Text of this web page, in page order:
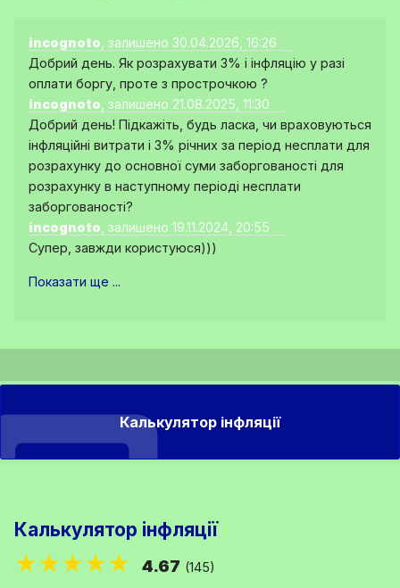
incognoto , залишено 30.04.2026, 16:26
Добрий день. Як розрахувати 3% і інфляцію у разі
оплати боргу, проте з прострочкою ?
incognoto , залишено 21.08.2025, 11:30
Добрий день! Підкажіть, будь ласка, чи враховуються
інфляційні витрати і 3% річних за період несплати для
розрахунку до основної суми заборгованості для
розрахунку в наступному періоді несплати
заборгованості?
incognoto , залишено 19.11.2024, 20:55
Супер, завжди користуюся)))
Показати ще ...
Калькулятор інфляції
Калькулятор інфляції
★★★★★ 4.67 (145)